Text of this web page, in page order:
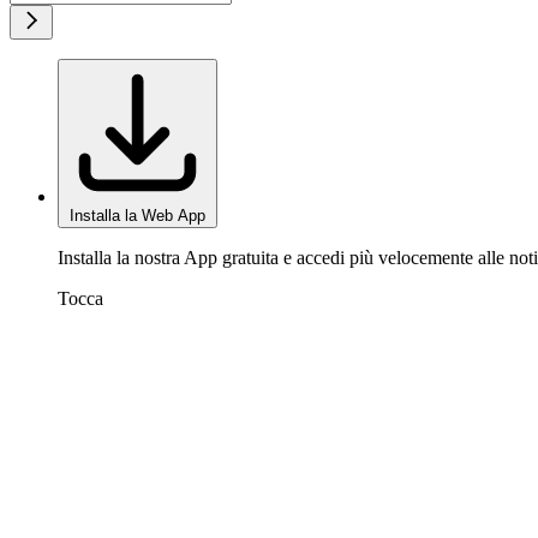
Installa la Web App
Installa la nostra App gratuita e accedi più velocemente alle
Tocca